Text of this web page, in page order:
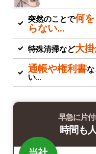
突然のことで何
らない…
特殊清掃など大
通帳や権利書な
い…
早急に片
時間も